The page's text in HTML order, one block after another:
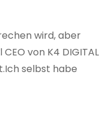
wird, aber
von K4 DIGITAL
selbst habe